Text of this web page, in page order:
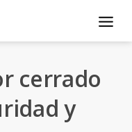
cerrado
y